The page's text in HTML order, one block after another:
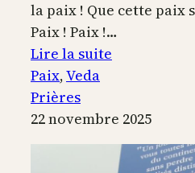
la paix ! Que cette paix
Paix ! Paix !…
Lire la suite
pour
la
Paix
Paix, Veda
Prières
22 novembre 2025